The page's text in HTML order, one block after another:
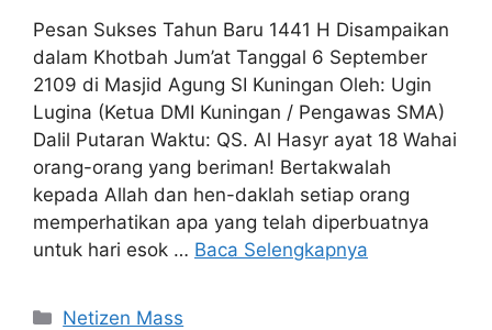
Pesan Sukses Tahun Baru 1441 H Disampaikan
dalam Khotbah Jum’at Tanggal 6 September
2109 di Masjid Agung SI Kuningan Oleh: Ugin
Lugina (Ketua DMI Kuningan / Pengawas SMA)
Dalil Putaran Waktu: QS. Al Hasyr ayat 18 Wahai
orang-orang yang beriman! Bertakwalah
kepada Allah dan hen-daklah setiap orang
memperhatikan apa yang telah diperbuatnya
untuk hari esok … Baca Selengkapnya
Kategori
Netizen Mass